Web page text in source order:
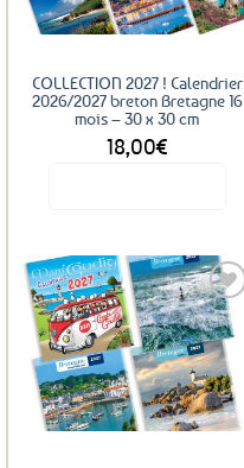
COLLECTION 2027 ! Calendrier
2026/2027 breton Bretagne 16
mois – 30 x 30 cm
18,00€
a
plusieurs
variations.
Les
options
peuvent
être
Ajouter
aux
favoris